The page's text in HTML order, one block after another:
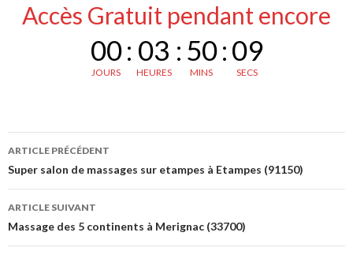
Accès Gratuit pendant encore
00
JOURS
: 03
HEURES
: 50
MINS
:08
SECS
Navigation
des
articles
ARTICLE PRÉCÉDENT
Super salon de massages sur etampes à Etampes (91150)
ARTICLE SUIVANT
Massage des 5 continents à Merignac (33700)